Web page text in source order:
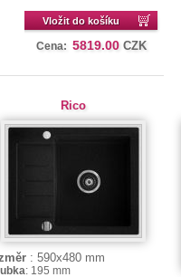
Vložit do košíku
Cena: 5819.00 CZK
Rico
: 590x480mm
: 195 mm